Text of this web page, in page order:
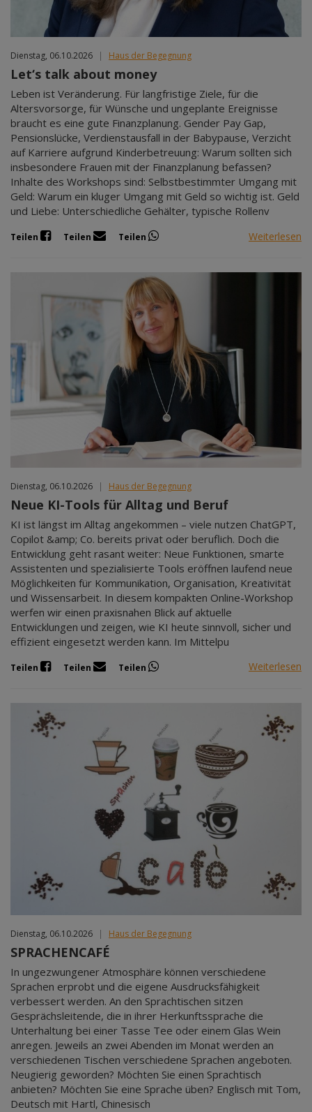
Dienstag, 06.10.2026 | Haus der Begegnung
Let‘s talk about money
Leben ist Veränderung. Für langfristige Ziele, für die
Altersvorsorge, für Wünsche und ungeplante Ereignisse
braucht es eine gute Finanzplanung. Gender Pay Gap,
Pensionslücke, Verdienstausfall in der Babypause, Verzicht
auf Karriere aufgrund Kinderbetreuung: Warum sollten sich
insbesondere Frauen mit der Finanzplanung befassen?
Inhalte des Workshops sind: Selbstbestimmter Umgang mit
Geld: Warum ein kluger Umgang mit Geld so wichtig ist. Geld
und Liebe: Unterschiedliche Gehälter, typische Rollenv
Teilen Teilen Teilen Weiterlesen
Dienstag, 06.10.2026 | Haus der Begegnung
Neue KI-Tools für Alltag und Beruf
KI ist längst im Alltag angekommen – viele nutzen ChatGPT,
Copilot &amp; Co. bereits privat oder beruflich. Doch die
Entwicklung geht rasant weiter: Neue Funktionen, smarte
Assistenten und spezialisierte Tools eröffnen laufend neue
Möglichkeiten für Kommunikation, Organisation, Kreativität
und Wissensarbeit. In diesem kompakten Online-Workshop
werfen wir einen praxisnahen Blick auf aktuelle
Entwicklungen und zeigen, wie KI heute sinnvoll, sicher und
effizient eingesetzt werden kann. Im Mittelpu
Teilen Teilen Teilen Weiterlesen
Dienstag, 06.10.2026 | Haus der Begegnung
SPRACHENCAFÉ
In ungezwungener Atmosphäre können verschiedene
Sprachen erprobt und die eigene Ausdrucksfähigkeit
verbessert werden. An den Sprachtischen sitzen
Gesprächsleitende, die in ihrer Herkunftssprache die
Unterhaltung bei einer Tasse Tee oder einem Glas Wein
anregen. Jeweils an zwei Abenden im Monat werden an
verschiedenen Tischen verschiedene Sprachen angeboten.
Neugierig geworden? Möchten Sie einen Sprachtisch
anbieten? Möchten Sie eine Sprache üben? Englisch mit Tom,
Deutsch mit Hartl, Chinesisch